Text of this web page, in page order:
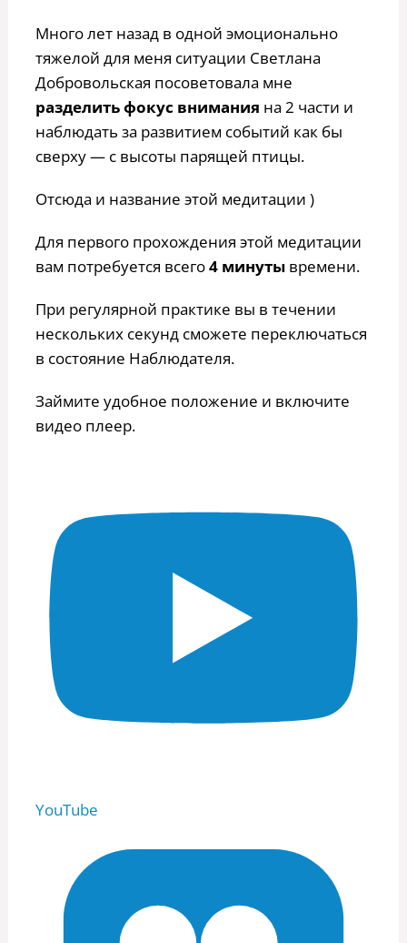
Много лет назад в одной эмоционально
тяжелой для меня ситуации Светлана
Добровольская посоветовала мне
разделить фокус внимания на 2 части и
наблюдать за развитием событий как бы
сверху — с высоты парящей птицы.
Отсюда и название этой медитации )
Для первого прохождения этой медитации
вам потребуется всего4 минутывремени.
При регулярной практике вы в течении
нескольких секунд сможете переключаться
в состояние Наблюдателя.
Займите удобное положение и включите
видео плеер.
YouTube